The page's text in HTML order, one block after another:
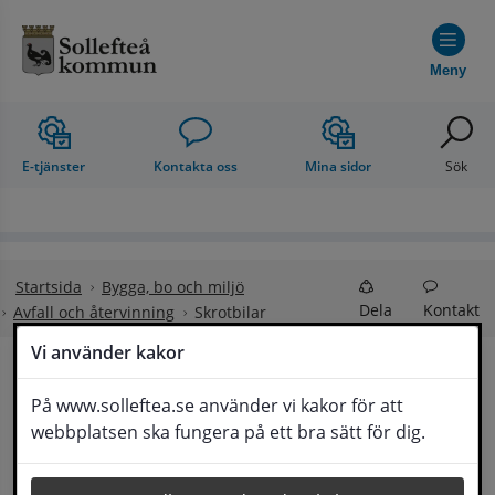
Vi använder kakor
På www.solleftea.se använder vi kakor för att
webbplatsen ska fungera på ett bra sätt för dig.
Meny
E-tjänster Kontakta oss Mina sidor Sök
Startsida
Bygga, bo och miljö
Avfall och återvinning
Skrotbilar Dela Kontakt
Skrotbilar
Som bilägare ansvarar du för din bil även sedan